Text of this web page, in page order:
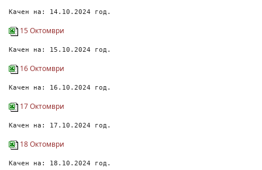
Качен на: 14.10.2024 год.
15 Октомври
Качен на: 15.10.2024 год.
16 Октомври
Качен на: 16.10.2024 год.
17 Октомври
Качен на: 17.10.2024 год.
18 Октомври
Качен на: 18.10.2024 год.